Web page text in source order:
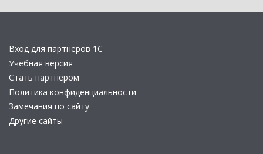
Вход для партнеров 1С
Учебная версия
Стать партнером
Политика конфиденциальности
Замечания по сайту
Другие сайты